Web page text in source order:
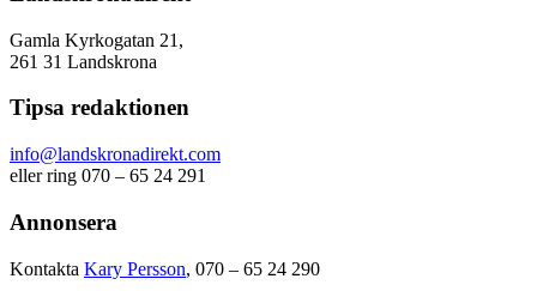
Gamla Kyrkogatan 21,
261 31 Landskrona
Tipsa redaktionen
info@landskronadirekt.com
eller ring 070 – 65 24 291
Annonsera
Kontakta Kary Persson, 070 – 65 24 290